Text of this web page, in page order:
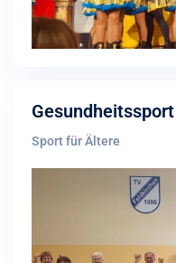
Gesundheitssport
Sport für Ältere